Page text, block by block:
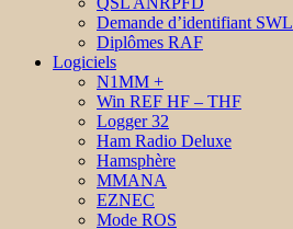
Demande d’identifiant SWL
Diplômes RAF
Logiciels
N1MM +
Win REF HF – THF
Logger 32
Ham Radio Deluxe
Hamsphère
MMANA
EZNEC
Mode ROS